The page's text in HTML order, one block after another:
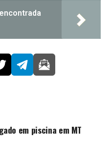
em piscina em MT